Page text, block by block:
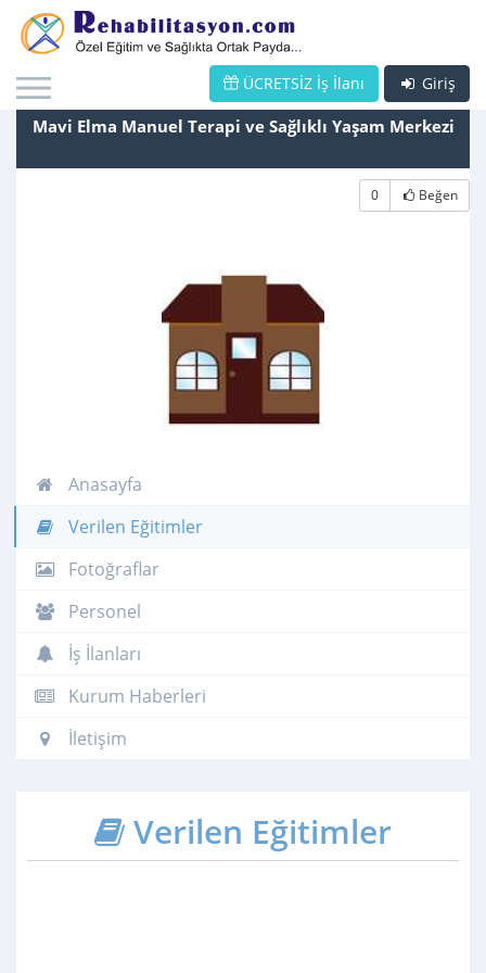
Giriş
ÜCRETSİZ İş İlanı
Mavi Elma Manuel Terapi ve Sağlıklı Yaşam Merkezi
0 Beğen
Anasayfa
Verilen Eğitimler
Fotoğraflar
Personel
İş İlanları
Kurum Haberleri
İletişim
Verilen Eğitimler